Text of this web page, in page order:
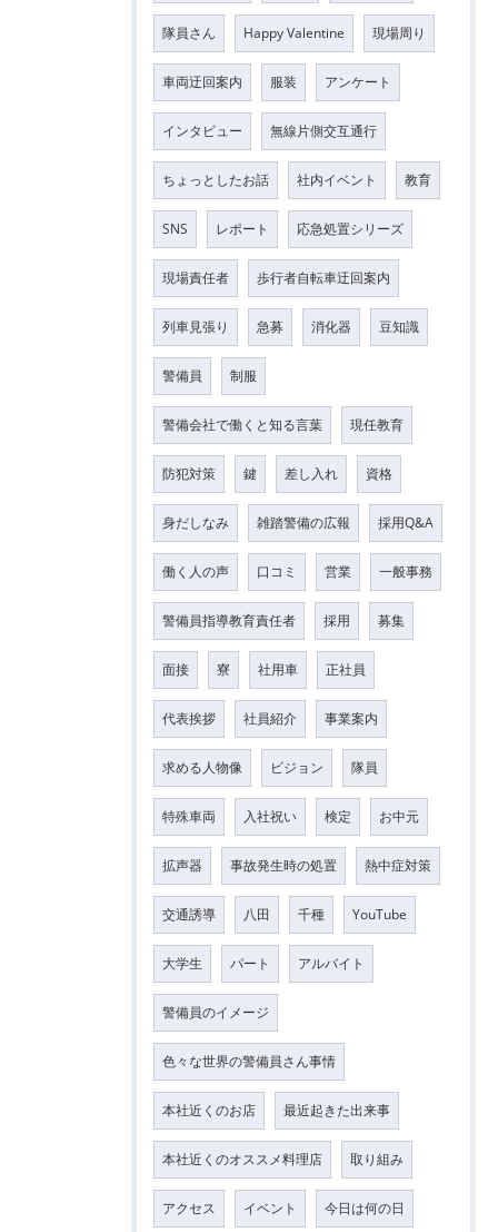
隊員さん Happy Valentine 現場周り
車両迂回案内 服装 アンケート
インタビュー 無線片側交互通行
ちょっとしたお話 社内イベント 教育
SNS レポート 応急処置シリーズ
現場責任者 歩行者自転車迂回案内
列車見張り 急募 消化器 豆知識
警備員 制服
警備会社で働くと知る言葉 現任教育
防犯対策 鍵 差し入れ 資格
身だしなみ 雑踏警備の広報 採用Q&A
働く人の声 口コミ 営業 一般事務
警備員指導教育責任者 採用 募集
面接 寮 社用車 正社員
代表挨拶 社員紹介 事業案内
求める人物像 ビジョン 隊員
特殊車両 入社祝い 検定 お中元
拡声器 事故発生時の処置 熱中症対策
交通誘導 八田 千種 YouTube
大学生 パート アルバイト
警備員のイメージ
色々な世界の警備員さん事情
本社近くのお店 最近起きた出来事
本社近くのオススメ料理店 取り組み
アクセス イベント 今日は何の日